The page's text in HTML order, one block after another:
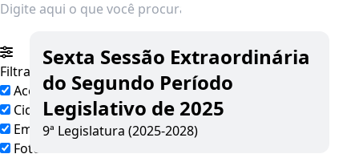
Filtrar por todos
Acesso à Informação
Cidadão
Empresas
Fotos
Sexta Sessão Extraordinária
do Segundo Período
Legislativo de 2025
9ª Legislatura (2025-2028)